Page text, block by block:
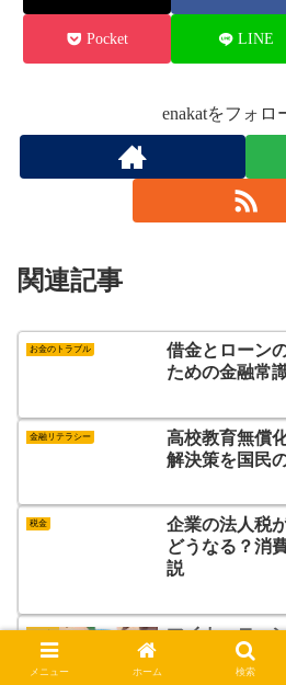
Pocket LINE
enakatをフォロ
関連記事
お金のトラブル
借金とローン
ための金融常
金融リテラシー
高校教育無償
解決策を国民
税金
企業の法人税
どうなる？消
説
ローン
マイカーロー
ついて徹底解説
メニュー ホーム 検索